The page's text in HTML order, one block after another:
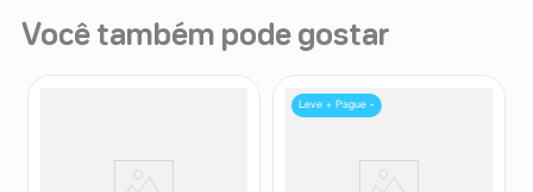
Você também pode gostar
Leve + Pague -